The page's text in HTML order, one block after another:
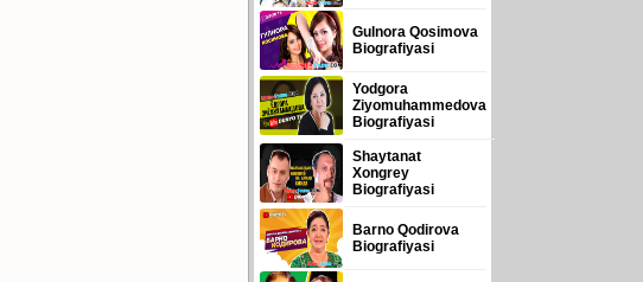
Gulnora Qosimova
Biografiyasi
Yodgora
Ziyomuhammedova
Biografiyasi
Shaytanat
Xongrey
Biografiyasi
Barno Qodirova
Biografiyasi